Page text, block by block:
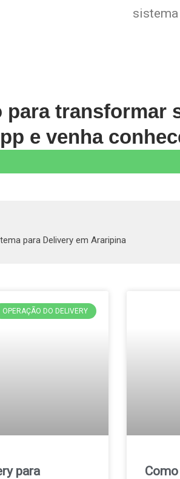
para transformar
e venha
para Delivery em Araripina
OPERAÇÃO DO DELIVERY
para